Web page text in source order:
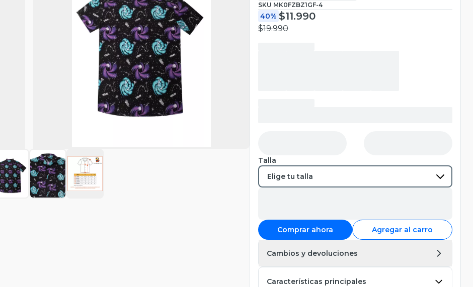
SKU MK0FZBZ1GF-4
40% $11.990
$19.990
Talla
Comprar ahora Agregar al carro
Cambios y devoluciones
Características principales